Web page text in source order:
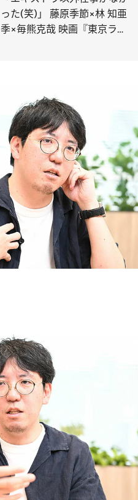
った(笑)」 藤原季節×林 知亜
季×毎熊克哉 映画『東京ラン